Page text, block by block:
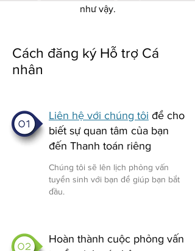
như vậy.
Cách đăng ký Hỗ trợ Cá
nhân
Liên hệ với chúng tôi để cho
biết sự quan tâm của bạn
đến Thanh toán riêng
Chúng tôi sẽ lên lịch phỏng vấn
tuyển sinh với bạn để giúp bạn bắt
đầu.
Hoàn thành cuộc phỏng vấn